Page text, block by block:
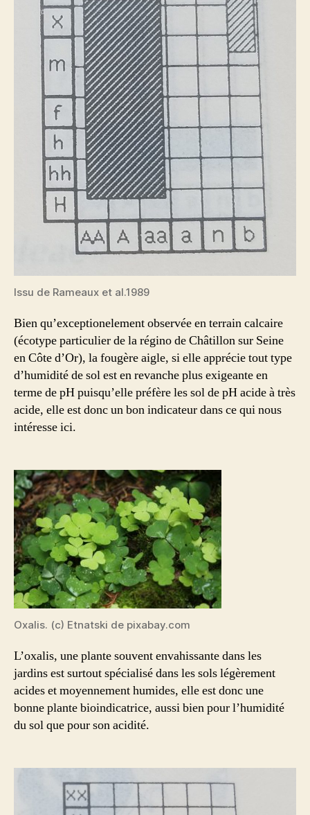
Issu de Rameaux et al.1989
Bien qu’exceptionelement observée en terrain calcaire
(écotype particulier de la régino de Châtillon sur Seine
en Côte d’Or), la fougère aigle, si elle apprécie tout type
d’humidité de sol est en revanche plus exigeante en
terme de pH puisqu’elle préfère les sol de pH acide à très
acide, elle est donc un bon indicateur dans ce qui nous
intéresse ici.
Oxalis. (c) Etnatski de pixabay.com
L’oxalis, une plante souvent envahissante dans les
jardins est surtout spécialisé dans les sols légèrement
acides et moyennement humides, elle est donc une
bonne plante bioindicatrice, aussi bien pour l’humidité
du sol que pour son acidité.